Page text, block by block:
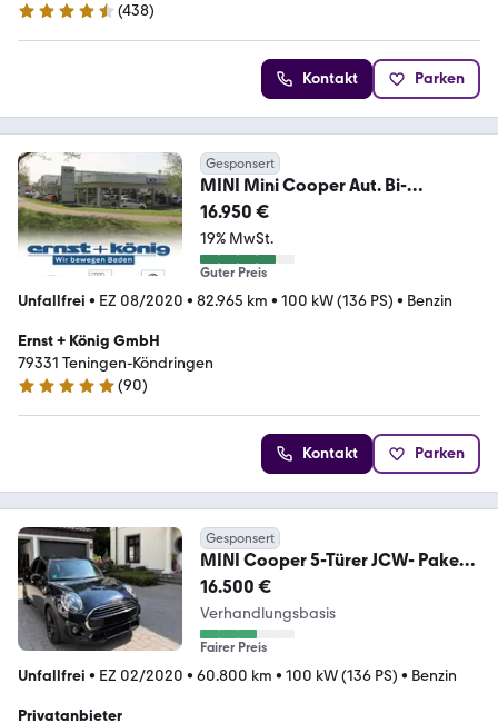
4.4 Sterne
(438)
Kontakt Parken
Gesponsert
MINI Mini Cooper Aut. Bi-
LED+GRA+Sportlenkras+uvm.
16.950 €
19% MwSt.
Guter Preis
Unfallfrei • EZ 08/2020 • 82.965 km • 100 kW (136 PS) • Benzin
Ernst + König GmbH
79331 Teningen-Köndringen
4.8 Sterne
(90)
Kontakt Parken
Gesponsert
MINI Cooper 5-Türer JCW- Paket ,
top gepflegt!
16.500 €
Verhandlungsbasis
Fairer Preis
Unfallfrei • EZ 02/2020 • 60.800 km • 100 kW (136 PS) • Benzin
Privatanbieter